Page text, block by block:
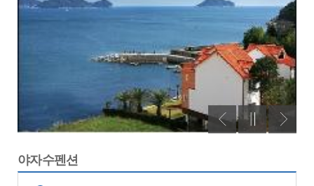
야자수펜션